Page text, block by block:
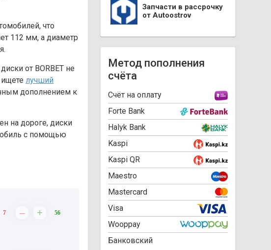
что
112 мм, а диаметр
от BORBET не
лучший
дополнением к
на дороге, диски
с помощью
7 – + 56
Запчасти в рассрочку
от Autoostrov
Метод пополнения
счёта
Cчёт на оплату
Forte Bank
Halyk Bank
Kaspi
Kaspi QR
Maestro
Mastercard
Visa
Wooppay
Банковский